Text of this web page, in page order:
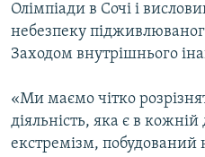
Олімпіади в Сочі і
небезпеку
Заходом внутрішнього
«Ми маємо чітко
діяльність, яка є в
екстремізм, побудований